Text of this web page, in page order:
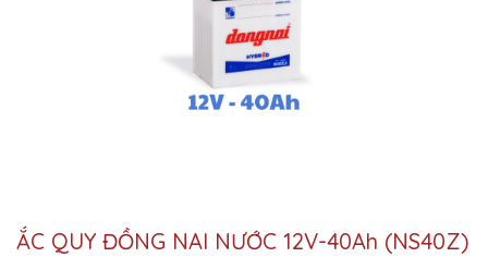
ẮC QUY ĐỒNG NAI NƯỚC 12V-40Ah (NS40Z)